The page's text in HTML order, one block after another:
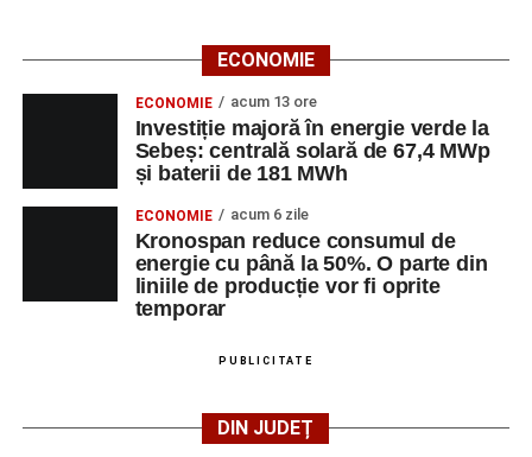
ECONOMIE
ECONOMIE acum 13 ore
Investiție majoră în energie verde la
Sebeș: centrală solară de 67,4 MWp
și baterii de 181 MWh
ECONOMIE acum 6 zile
Kronospan reduce consumul de
energie cu până la 50%. O parte din
liniile de producție vor fi oprite
temporar
PUBLICITATE
DIN JUDEȚ